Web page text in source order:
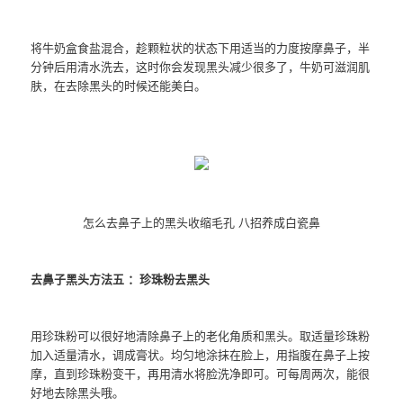
将牛奶盒食盐混合，趁颗粒状的状态下用适当的力度按摩鼻子，半
分钟后用清水洗去，这时你会发现黑头减少很多了，牛奶可滋润肌
肤，在去除黑头的时候还能美白。
怎么去鼻子上的黑头收缩毛孔 八招养成白瓷鼻
去鼻子黑头方法五 ：珍珠粉去黑头
用珍珠粉可以很好地清除鼻子上的老化角质和黑头。取适量珍珠粉
加入适量清水，调成膏状。均匀地涂抹在脸上，用指腹在鼻子上按
摩，直到珍珠粉变干，再用清水将脸洗净即可。可每周两次，能很
好地去除黑头哦。